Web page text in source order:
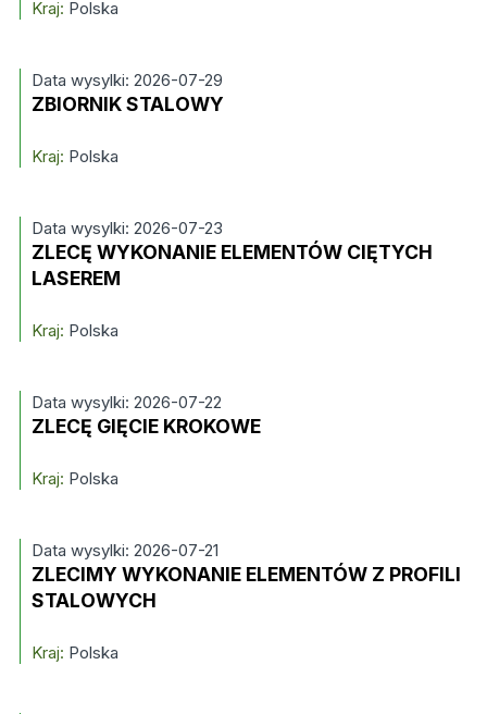
Kraj: Polska
Data wysylki: 2026-07-29
ZBIORNIK STALOWY
Kraj: Polska
Data wysylki: 2026-07-23
ZLECĘ WYKONANIE ELEMENTÓW CIĘTYCH
LASEREM
Kraj: Polska
Data wysylki: 2026-07-22
ZLECĘ GIĘCIE KROKOWE
Kraj: Polska
Data wysylki: 2026-07-21
ZLECIMY WYKONANIE ELEMENTÓW Z PROFILI
STALOWYCH
Kraj: Polska